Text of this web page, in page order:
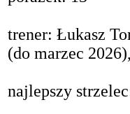
trener: Łukasz
(do marzec
najlepszy